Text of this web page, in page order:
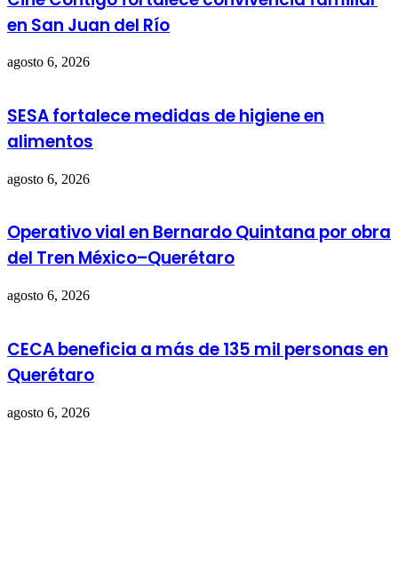
en San Juan del Río
agosto 6, 2026
SESA fortalece medidas de higiene en
alimentos
agosto 6, 2026
Operativo vial en Bernardo Quintana por obra
del Tren México–Querétaro
agosto 6, 2026
CECA beneficia a más de 135 mil personas en
Querétaro
agosto 6, 2026